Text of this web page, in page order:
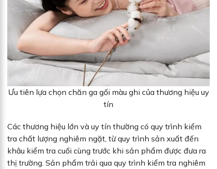
Ưu tiên lựa chọn chăn ga gối màu ghi của thương hiệu uy
tín
Các thương hiệu lớn và uy tín thường có quy trình kiểm
tra chất lượng nghiêm ngặt, từ quy trình sản xuất đến
khâu kiểm tra cuối cùng trước khi sản phẩm được đưa ra
thị trường. Sản phẩm trải qua quy trình kiểm tra nghiêm